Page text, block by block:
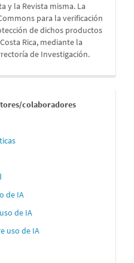
y la Revista misma. La
para la verificación
de dichos productos
Rica, mediante la
de Investigación.
colaboradores
de IA
de IA
uso de IA